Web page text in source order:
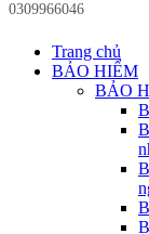
0309966046
Trang chủ
BẢO HIỂM
BẢO